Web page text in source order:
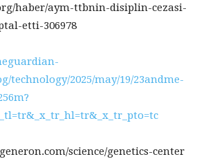
haber/aym-ttbnin-disiplin-cezasi-
etti-306978
technology/2025/may/19/23andme-
science/genetics-center